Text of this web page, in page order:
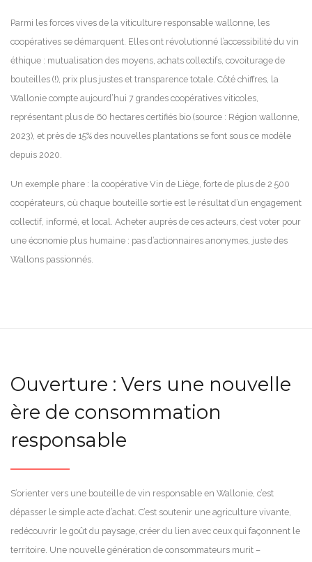
Parmi les forces vives de la viticulture responsable wallonne, les
coopératives se démarquent. Elles ont révolutionné l’accessibilité du vin
éthique : mutualisation des moyens, achats collectifs, covoiturage de
bouteilles (!), prix plus justes et transparence totale. Côté chiffres, la
Wallonie compte aujourd’hui 7 grandes coopératives viticoles,
représentant plus de 60 hectares certifiés bio (source : Région wallonne,
2023), et près de 15% des nouvelles plantations se font sous ce modèle
depuis 2020.
Un exemple phare : la coopérative Vin de Liège, forte de plus de 2 500
coopérateurs, où chaque bouteille sortie est le résultat d’un engagement
collectif, informé, et local. Acheter auprès de ces acteurs, c’est voter pour
une économie plus humaine : pas d’actionnaires anonymes, juste des
Wallons passionnés.
Ouverture : Vers une nouvelle
ère de consommation
responsable
S’orienter vers une bouteille de vin responsable en Wallonie, c’est
dépasser le simple acte d’achat. C’est soutenir une agriculture vivante,
redécouvrir le goût du paysage, créer du lien avec ceux qui façonnent le
territoire. Une nouvelle génération de consommateurs murit –